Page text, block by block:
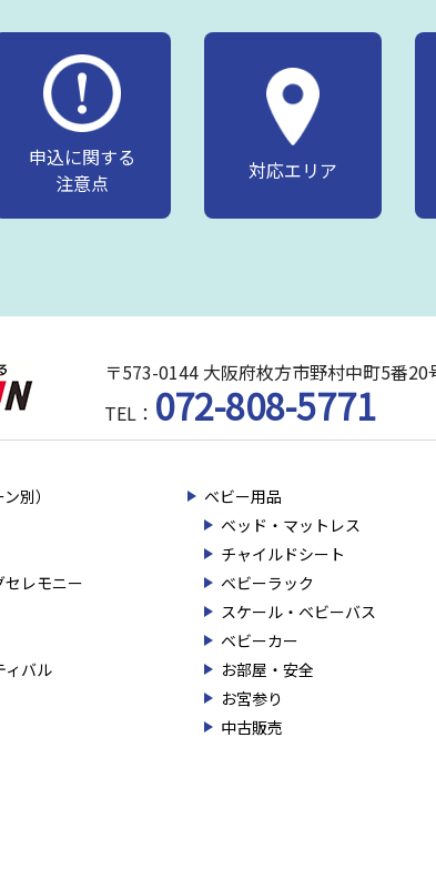
申込に関する
注意点
対応エリア
〒573-0144 大阪府枚方市野村中町5番20
TEL： 072-808-5771
別）
セレモニー
ィバル
ベビー用品
ベッド・マットレス
チャイルドシート
ベビーラック
スケール・ベビーバス
ベビーカー
お部屋・安全
お宮参り
中古販売